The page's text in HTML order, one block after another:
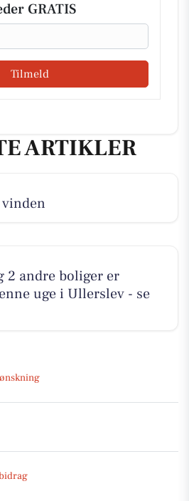
GRATIS
Tilmeld
ARTIKLER
2 andre boliger er
uge i Ullerslev - se